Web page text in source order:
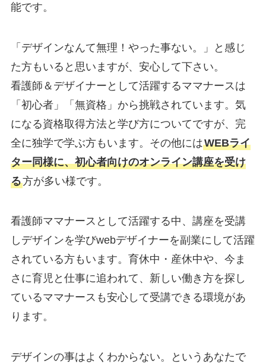
能です。
「デザインなんて無理！やった事ない。」と感じ
た方もいると思いますが、安心して下さい。
看護師＆デザイナーとして活躍するママナースは
「初心者」「無資格」から挑戦されています。気
になる資格取得方法と学び方についてですが、完
全に独学で学ぶ方もいます。その他にはWEBライ
ター同様に、初心者向けのオンライン講座を受け
る方が多い様です。
看護師ママナースとして活躍する中、講座を受講
しデザインを学びwebデザイナーを副業にして活躍
されている方もいます。育休中・産休中や、今ま
さに育児と仕事に追われて、新しい働き方を探し
ているママナースも安心して受講できる環境があ
ります。
デザインの事はよくわからない。というあなたで